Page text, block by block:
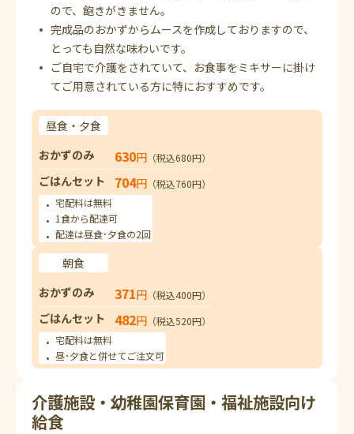
ので、飽きがきません。
完成品のおかずからムースを作成しておりますので、
とっても自然な味わいです。
ご自宅で介護をされていて、お食事をミキサーに掛け
てご用意されている方に特におすすめです。
昼食・夕食
おかずのみ
630円 （税込680円）
ごはんセット 704円 （税込760円）
宅配料は無料
1食から配達可
配達は昼食･夕食の2回
朝食
おかずのみ
371円 （税込400円）
ごはんセット 482円 （税込520円）
宅配料は無料
昼･夕食と併せてご注文可
介護施設・幼稚園保育園・福祉施設向け
給食